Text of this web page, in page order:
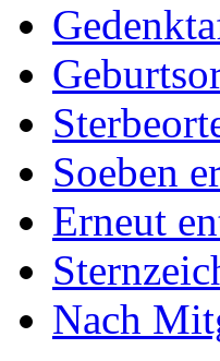
Soeben
Erneut
Nach